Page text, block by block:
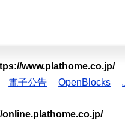
www.plathome.co.jp/
電子公告 OpenBlocks
online.plathome.co.jp/